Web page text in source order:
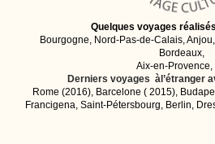
Quelques voyages
Bourgogne, Nord-Pas-de-Calais,
Bordeaux,
Aix-en-Provence,
Derniers voyages àl’étranger
Rome (2016), Barcelone ( 2015),
Francigena, Saint-Pétersbourg, Berlin,